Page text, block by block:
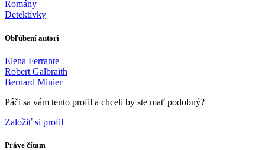
Romány
Detektívky
Obľúbení autori
Elena Ferrante
Robert Galbraith
Bernard Minier
Páči sa vám tento profil a chceli by ste mať podobný?
Založiť si profil
Práve čítam